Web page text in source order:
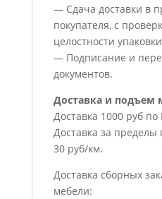
— Сдача доставки в
покупателя, с
целостности
— Подписание и
документов.
Доставка и подъем
Доставка 1000 руб по
Доставка за пределы
30 руб/км.
Доставка сборных
мебели: